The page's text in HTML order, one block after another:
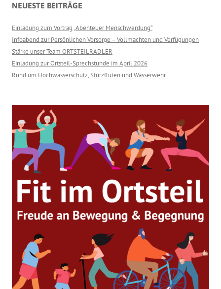
NEUESTE BEITRÄGE
Einladung zum Vortrag „Abenteuer Menschwerdung“
Infoabend zur Persönlichen Vorsorge – Vollmachten und Verfügungen
Stärke unser Team ORTSTEILRADLER
Einladung zur Ortsteil-Sprechstunde im April 2026
Rund um Hochwasserschutz, Sturzfluten und Wasserwehr